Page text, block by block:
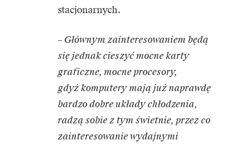
stacjonarnych.
– Głównym zainteresowaniem będą
się jednak cieszyć mocne karty
graficzne, mocne procesory,
gdyż komputery mają już naprawdę
bardzo dobre układy chłodzenia,
radzą sobie z tym świetnie, przez co
zainteresowanie wydajnymi